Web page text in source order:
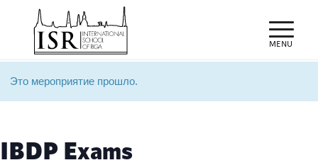
Это мероприятие прошло.
IBDP Exams